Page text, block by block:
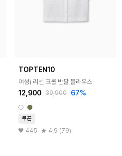
TOPTEN10
여성) 리넨 크롭 반팔 블라우스
12,900 39,900 67%
쿠폰
445 4.9 (79)